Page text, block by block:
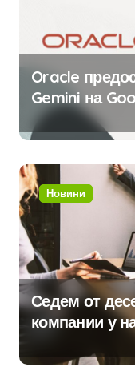
Oracle
Gemini на
клиенти на
приложения
Новини
Седем от
компании у
хибридна